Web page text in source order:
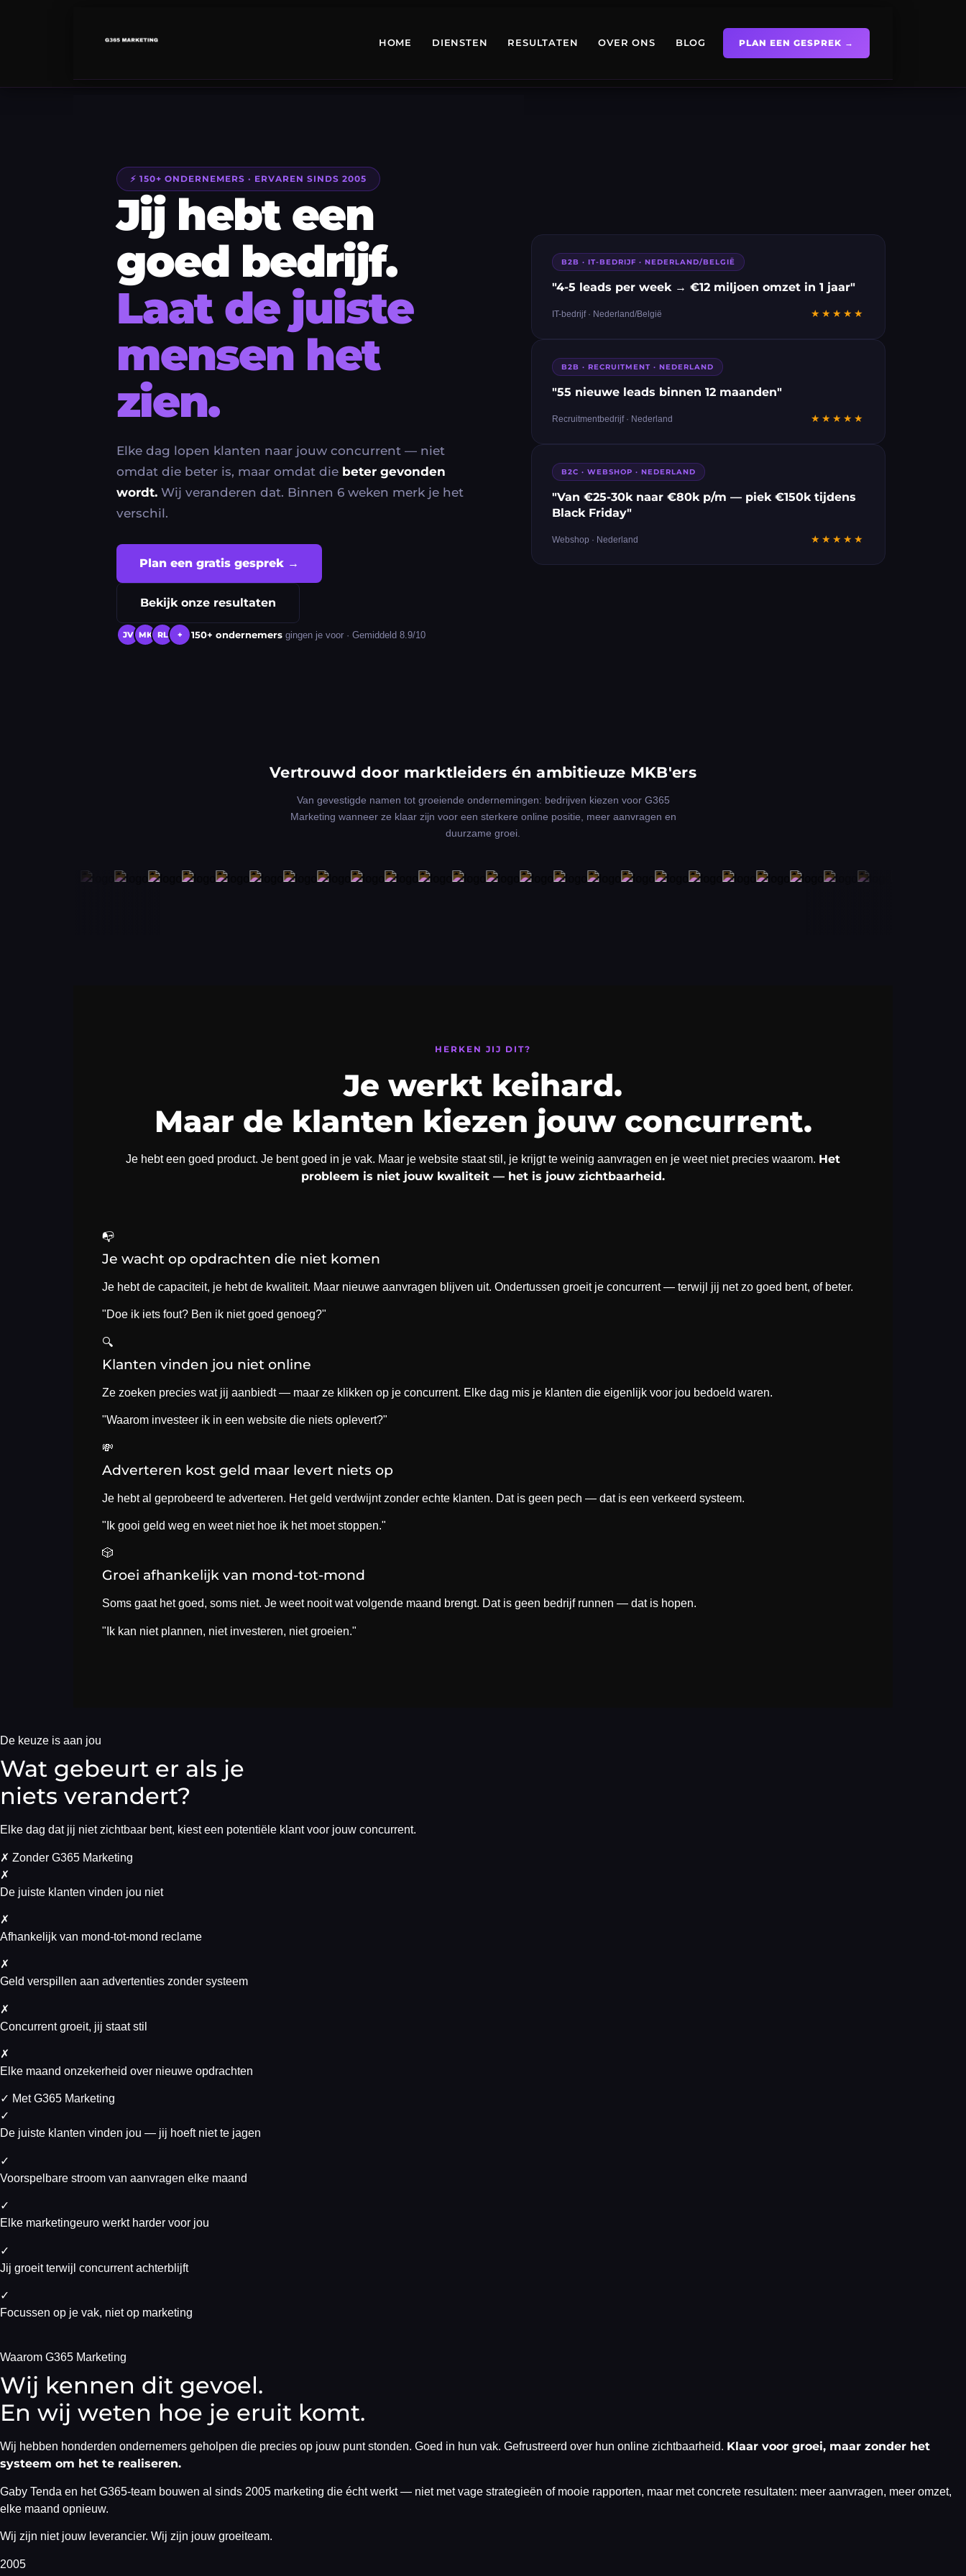
HOME DIENSTEN RESULTATEN OVER ONS BLOG PLAN EEN GESPREK →
⚡ 150+ ONDERNEMERS · ERVAREN SINDS 2005
Jij hebt een
goed bedrijf.
Laat de juiste
mensen het
zien.
Elke dag lopen klanten naar jouw concurrent — niet
omdat die beter is, maar omdat die beter gevonden
wordt. Wij veranderen dat. Binnen 6 weken merk je het
verschil.
Plan een gratis gesprek →
Bekijk onze resultaten
JV MK RL + 150+ ondernemers gingen je voor · Gemiddeld 8.9/10
B2B · IT-BEDRIJF · NEDERLAND/BELGIË
"4-5 leads per week → €12 miljoen omzet in 1 jaar"
IT-bedrijf · Nederland/België ★★★★★
B2B · RECRUITMENT · NEDERLAND
"55 nieuwe leads binnen 12 maanden"
Recruitmentbedrijf · Nederland ★★★★★
B2C · WEBSHOP · NEDERLAND
"Van €25-30k naar €80k p/m — piek €150k tijdens
Black Friday"
Webshop · Nederland ★★★★★
Vertrouwd door marktleiders én ambitieuze MKB'ers
Van gevestigde namen tot groeiende ondernemingen: bedrijven kiezen voor G365
Marketing wanneer ze klaar zijn voor een sterkere online positie, meer aanvragen en
duurzame groei.
HERKEN JIJ DIT?
Je werkt keihard.
Maar de klanten kiezen jouw concurrent.
Je hebt een goed product. Je bent goed in je vak. Maar je website staat stil, je krijgt te weinig aanvragen en je weet niet precies waarom. Het
probleem is niet jouw kwaliteit — het is jouw zichtbaarheid.
📭
Je wacht op opdrachten die niet komen
Je hebt de capaciteit, je hebt de kwaliteit. Maar nieuwe aanvragen blijven uit. Ondertussen groeit je concurrent — terwijl jij net zo goed bent, of beter.
"Doe ik iets fout? Ben ik niet goed genoeg?"
🔍
Klanten vinden jou niet online
Ze zoeken precies wat jij aanbiedt — maar ze klikken op je concurrent. Elke dag mis je klanten die eigenlijk voor jou bedoeld waren.
"Waarom investeer ik in een website die niets oplevert?"
💸
Adverteren kost geld maar levert niets op
Je hebt al geprobeerd te adverteren. Het geld verdwijnt zonder echte klanten. Dat is geen pech — dat is een verkeerd systeem.
"Ik gooi geld weg en weet niet hoe ik het moet stoppen."
🎲
Groei afhankelijk van mond-tot-mond
Soms gaat het goed, soms niet. Je weet nooit wat volgende maand brengt. Dat is geen bedrijf runnen — dat is hopen.
"Ik kan niet plannen, niet investeren, niet groeien."
De keuze is aan jou
Wat gebeurt er als je
niets verandert?
Elke dag dat jij niet zichtbaar bent, kiest een potentiële klant voor jouw concurrent.
✗ Zonder G365 Marketing
✗
De juiste klanten vinden jou niet
✗
Afhankelijk van mond-tot-mond reclame
✗
Geld verspillen aan advertenties zonder systeem
✗
Concurrent groeit, jij staat stil
✗
Elke maand onzekerheid over nieuwe opdrachten
✓ Met G365 Marketing
✓
De juiste klanten vinden jou — jij hoeft niet te jagen
✓
Voorspelbare stroom van aanvragen elke maand
✓
Elke marketingeuro werkt harder voor jou
✓
Jij groeit terwijl concurrent achterblijft
✓
Focussen op je vak, niet op marketing
Waarom G365 Marketing
Wij kennen dit gevoel.
En wij weten hoe je eruit komt.
Wij hebben honderden ondernemers geholpen die precies op jouw punt stonden. Goed in hun vak. Gefrustreerd over hun online zichtbaarheid. Klaar voor groei, maar zonder het
systeem om het te realiseren.
Gaby Tenda en het G365-team bouwen al sinds 2005 marketing die écht werkt — niet met vage strategieën of mooie rapporten, maar met concrete resultaten: meer aanvragen, meer omzet,
elke maand opnieuw.
Wij zijn niet jouw leverancier. Wij zijn jouw groeiteam.
2005